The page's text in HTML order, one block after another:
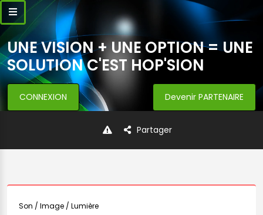
UNE VISION + UNE OPTION = UNE
SOLUTION C'EST HOP'SION
CONNEXION Devenir PARTENAIRE
Partager
Son / Image / Lumière